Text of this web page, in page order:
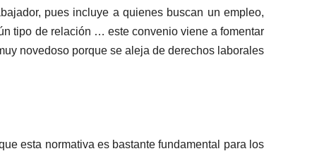
pues incluye a quienes buscan un empleo,
tipo de relación … este convenio viene a fomentar
novedoso porque se aleja de derechos laborales
esta normativa es bastante fundamental para los